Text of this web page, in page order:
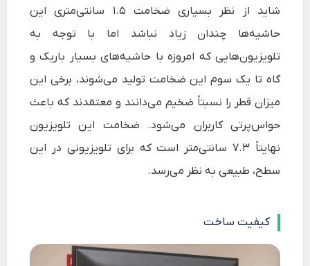
شاید از نظر بسیاری ضخامت ۱.۵ سانتی‌متری این
حاشیه‌ها چندان زیاد نباشد اما با توجه به
تلویزیون‌هایی که امروزه با حاشیه‌های بسیار باریک و
گاه تا یک سوم این ضخامت تولید می‌شوند، برخی این
میزان قطر را نسبتاً ضخیم می‌دانند و معتقدند که باعث
حواس‌پرتی کاربران می‌شود. ضخامت این تلویزیون
نهایتاً ۷.۳ سانتی‌متر است که برای تلویزیونی در این
سطح، طبیعی به نظر می‌رسد.
کیفیت ساخت